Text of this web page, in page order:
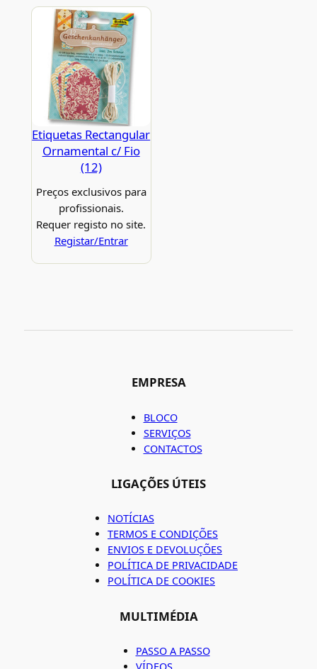
Etiquetas Rectangular
Ornamental c/ Fio
(12)
Preços exclusivos para
profissionais.
Requer registo no site.
Registar/Entrar
EMPRESA
BLOCO
SERVIÇOS
CONTACTOS
LIGAÇÕES ÚTEIS
NOTÍCIAS
TERMOS E CONDIÇÕES
ENVIOS E DEVOLUÇÕES
POLÍTICA DE PRIVACIDADE
POLÍTICA DE COOKIES
MULTIMÉDIA
PASSO A PASSO